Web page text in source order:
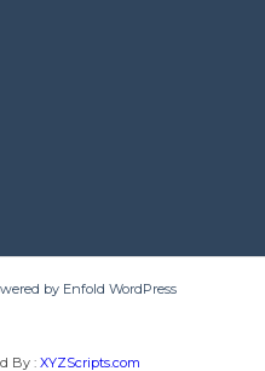
by Enfold WordPress
By : XYZScripts.com